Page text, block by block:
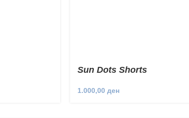
Sun Dots Shorts
1.000,00 ден